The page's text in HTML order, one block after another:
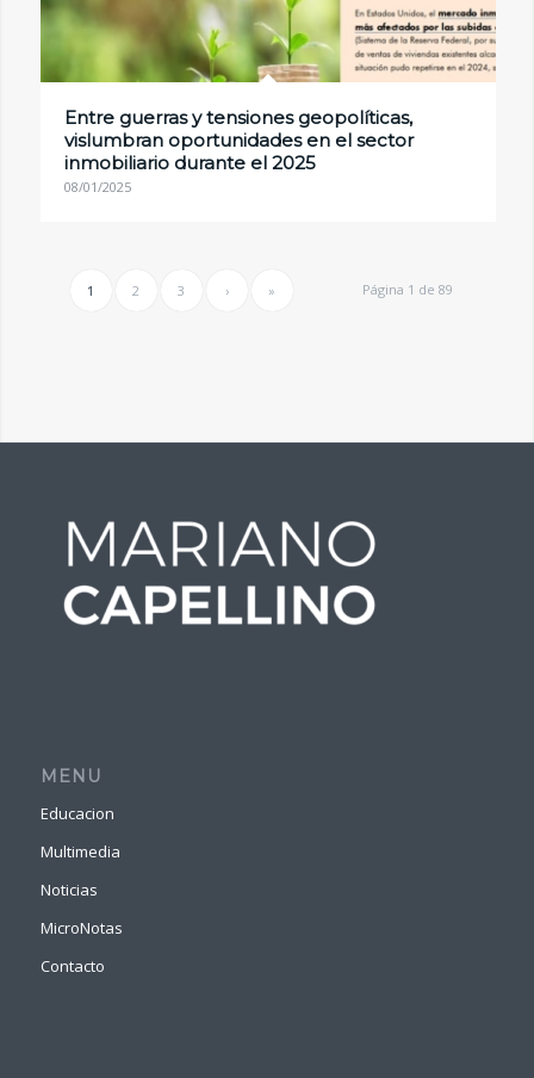
Entre guerras y tensiones geopolíticas,
vislumbran oportunidades en el sector
inmobiliario durante el 2025
08/01/2025
Página 1 de 89
1 2 3 › »
MENU
Educacion
Multimedia
Noticias
MicroNotas
Contacto